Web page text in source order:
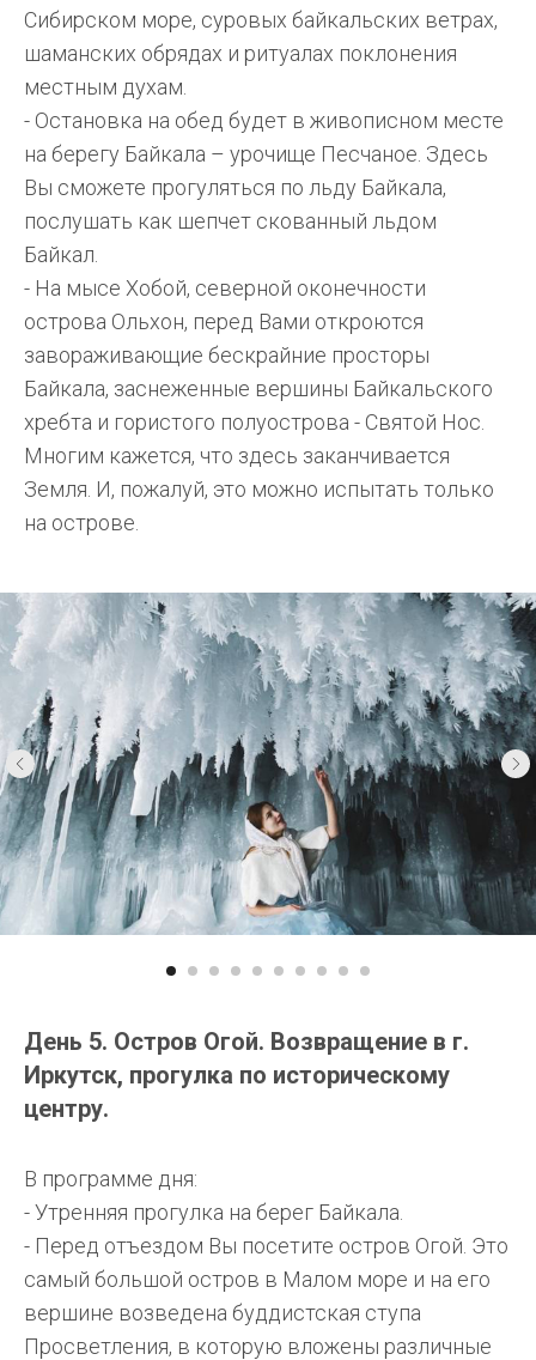
Сибирском море, суровых байкальских ветрах,
шаманских обрядах и ритуалах поклонения
местным духам.
- Остановка на обед будет в живописном месте
на берегу Байкала – урочище Песчаное. Здесь
Вы сможете прогуляться по льду Байкала,
послушать как шепчет скованный льдом
Байкал.
- На мысе Хобой, северной оконечности
острова Ольхон, перед Вами откроются
завораживающие бескрайние просторы
Байкала, заснеженные вершины Байкальского
хребта и гористого полуострова - Святой Нос.
Многим кажется, что здесь заканчивается
Земля. И, пожалуй, это можно испытать только
на острове.
День 5. Остров Огой. Возвращение в г.
Иркутск, прогулка по историческому
центру.
В программе дня:
- Утренняя прогулка на берег Байкала.
- Перед отъездом Вы посетите остров Огой. Это
самый большой остров в Малом море и на его
вершине возведена буддистская ступа
Просветления, в которую вложены различные